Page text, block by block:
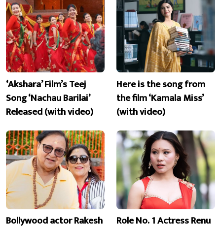
‘Akshara’ Film’s Teej
Song ‘Nachau Barilai’
Released (with video)
Here is the song from
the film ‘Kamala Miss’
(with video)
Bollywood actor Rakesh
Role No. 1 Actress Renu